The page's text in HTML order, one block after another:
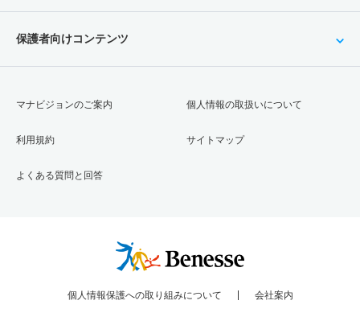
保護者向けコンテンツ
マナビジョンのご案内
利用規約
よくある質問と回答
個人情報の取扱いについて
サイトマップ
個人情報保護への取り組みについて 会社案内